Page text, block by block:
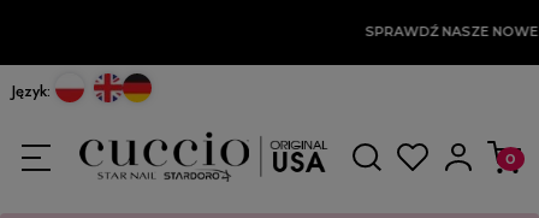
SPRAWDŹ NASZE
Język: